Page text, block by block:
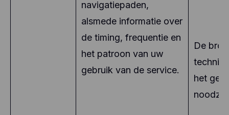
navigatiepaden,
alsmede informatie over
de timing, frequentie en
het patroon van uw
gebruik van de service.
De
het